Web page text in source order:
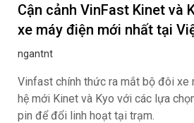
Cận cảnh VinFast Kinet và
xe máy điện mới nhất tại
ngantnt
Vinfast chính thức ra mắt bộ đôi xe
hệ mới Kinet và Kyo với các lựa
pin để đổi linh hoạt tại trạm.